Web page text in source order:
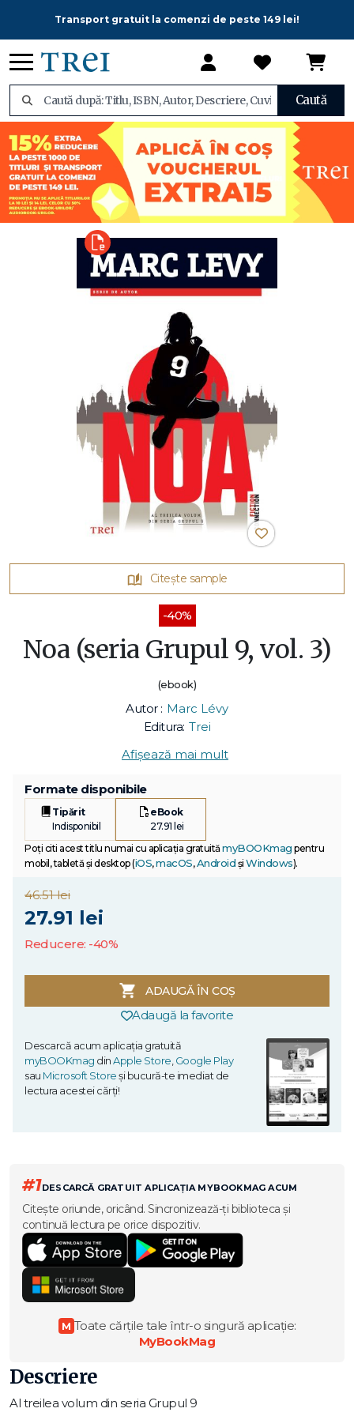
Transport gratuit la comenzi de peste 149 lei!
Caută
Citește sample
-40%
Noa (seria Grupul 9, vol. 3)
(ebook)
Autor : Marc Lévy
Editura: Trei
Afișează mai mult
Formate disponibile
Tipărit
Indisponibil
eBook
27.91 lei
Poți citi acest titlu numai cu aplicația gratuitămyBOOKmag pentru
mobil, tabletă și desktop (iOS,macOS,Android și Windows).
46.51 lei
27.91 lei
Reducere: -40%
ADAUGĂ ÎN COȘ
Adaugă la favorite
Descarcă acum aplicația gratuită
myBOOKmag dinApple Store,Google Play
sau Microsoft Storeși bucură-te imediat de
lectura acestei cărți!
#1DESCARCĂ GRATUIT APLICAȚIA MYBOOKMAG ACUM
Citește oriunde, oricând. Sincronizează-ți biblioteca și
continuă lectura pe orice dispozitiv.
M Toate cărțile tale într-o singură aplicație:
MyBookMag
Descriere
Al treilea volum din seria Grupul 9